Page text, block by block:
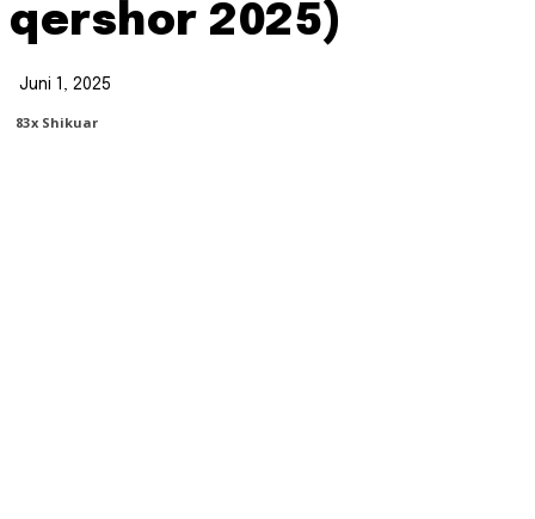
qershor 2025)
Juni 1, 2025
83X Shikuar